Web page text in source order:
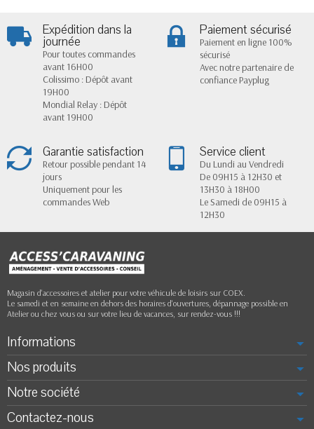
Expédition dans la
journée
Pour toutes commandes
avant 16H00
Colissimo : Dépôt avant
19H00
Mondial Relay : Dépôt
avant 19H00
Paiement sécurisé
Paiement en ligne 100%
sécurisé
Avec notre partenaire de
confiance Payplug
Garantie satisfaction
Retour possible pendant 14
jours
Uniquement pour les
commandes Web
Service client
Du Lundi au Vendredi
De 09H15 à 12H30 et
13H30 à 18H00
Le Samedi de 09H15 à
12H30
Magasin d'accessoires et atelier pour votre véhicule de loisirs sur COEX.
Le samedi et en semaine en dehors des horaires d'ouvertures, dépannage possible en
Atelier ou chez vous ou sur votre lieu de vacances, sur rendez-vous !!!
Informations
Nos produits
Notre société
Contactez-nous